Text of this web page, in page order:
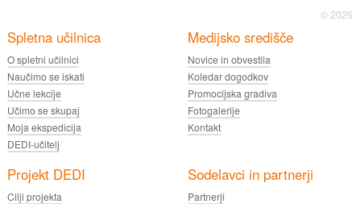
© 2026
Spletna učilnica
O spletni učilnici
Naučimo se iskati
Učne lekcije
Učimo se skupaj
Moja ekspedicija
DEDI-učitelj
Medijsko središče
Novice in obvestila
Koledar dogodkov
Promocijska gradiva
Fotogalerije
Kontakt
Projekt DEDI
Cilji projekta
Sodelavci in partnerji
Partnerji